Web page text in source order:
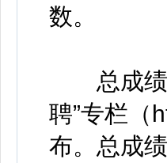
数。
总成绩
聘”专栏（
布。总成